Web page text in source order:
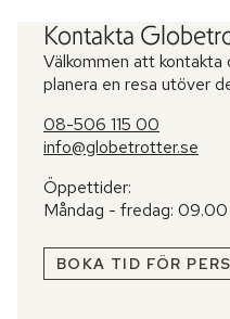
Kontakta
Välkommen att
planera en resa utöver
08-506 115 00
info@globetrotter.se
Öppettider:
Måndag - fredag:
BOKA TID FÖR